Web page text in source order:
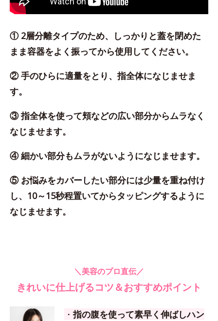
① 2層分離タイプのため、しっかりと蓋を閉めた
まま容器をよく振ってから使用してください。
② 手のひらに適量をとり、指全体になじませま
す。
③ 指全体を使って頬などの広い部分からムラなく
なじませます。
④ 細かい部分もムラがないようになじませます。
⑤ お悩みをカバーしたい部分には少量を重ね付け
し、10～15秒程置いてからタッピングするように
なじませます。
＼美容のプロ直伝／
きれいに仕上げるコツ＆おすすめポイント
・指の腹を使って素早く伸ばしハン